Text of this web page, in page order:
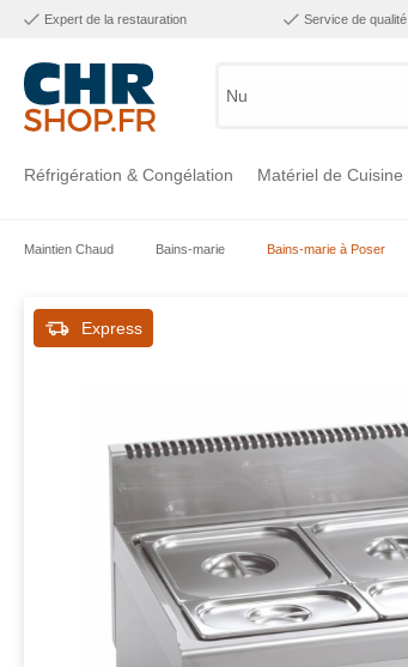
Expert de la restauration Service de qualité
Numéro
Réfrigération & Congélation Matériel de Cuisine
Maintien Chaud Bains-marie Bains-marie à Poser
Express